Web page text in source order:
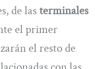
de lasterminales
el primer
el resto de